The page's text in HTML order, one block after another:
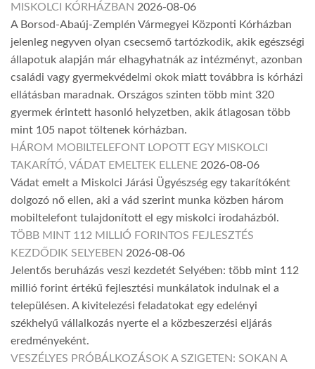
MISKOLCI KÓRHÁZBAN 2026-08-06
A Borsod-Abaúj-Zemplén Vármegyei Központi Kórházban
jelenleg negyven olyan csecsemő tartózkodik, akik egészségi
állapotuk alapján már elhagyhatnák az intézményt, azonban
családi vagy gyermekvédelmi okok miatt továbbra is kórházi
ellátásban maradnak. Országos szinten több mint 320
gyermek érintett hasonló helyzetben, akik átlagosan több
mint 105 napot töltenek kórházban.
HÁROM MOBILTELEFONT LOPOTT EGY MISKOLCI
TAKARÍTÓ, VÁDAT EMELTEK ELLENE 2026-08-06
Vádat emelt a Miskolci Járási Ügyészség egy takarítóként
dolgozó nő ellen, aki a vád szerint munka közben három
mobiltelefont tulajdonított el egy miskolci irodaházból.
TÖBB MINT 112 MILLIÓ FORINTOS FEJLESZTÉS
KEZDŐDIK SELYEBEN 2026-08-06
Jelentős beruházás veszi kezdetét Selyében: több mint 112
millió forint értékű fejlesztési munkálatok indulnak el a
településen. A kivitelezési feladatokat egy edelényi
székhelyű vállalkozás nyerte el a közbeszerzési eljárás
eredményeként.
VESZÉLYES PRÓBÁLKOZÁSOK A SZIGETEN: SOKAN A